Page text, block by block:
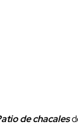
de chacales